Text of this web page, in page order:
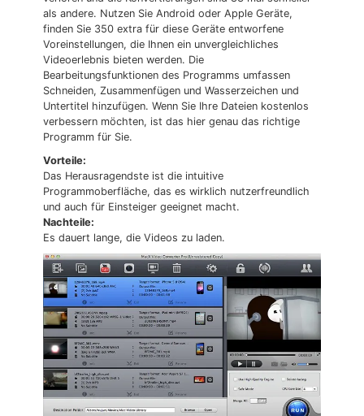
als andere. Nutzen Sie Android oder Apple Geräte,
finden Sie 350 extra für diese Geräte entworfene
Voreinstellungen, die Ihnen ein unvergleichliches
Videoerlebnis bieten werden. Die
Bearbeitungsfunktionen des Programms umfassen
Schneiden, Zusammenfügen und Wasserzeichen und
Untertitel hinzufügen. Wenn Sie Ihre Dateien kostenlos
verbessern möchten, ist das hier genau das richtige
Programm für Sie.
Vorteile:
Das Herausragendste ist die intuitive
Programmoberfläche, das es wirklich nutzerfreundlich
und auch für Einsteiger geeignet macht.
Nachteile:
Es dauert lange, die Videos zu laden.